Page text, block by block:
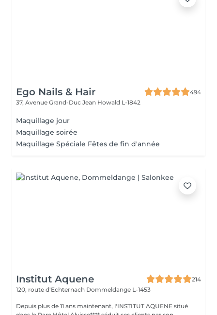
Ego Nails & Hair
494
37, Avenue Grand-Duc Jean Howald L-1842
Maquillage jour
Maquillage soirée
Maquillage Spéciale Fêtes de fin d'année
Institut Aquene
214
120, route d'Echternach Dommeldange L-1453
Depuis plus de 11 ans maintenant, l'INSTITUT AQUENE situé